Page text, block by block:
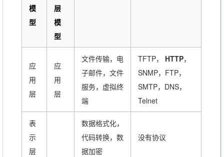
模
型
层
模
型
应
用
层
应
用
层
文件传输，电
子邮件，文件
服务，虚拟终
端
TFTP， HTTP，
SNMP，FTP，
SMTP，DNS，
Telnet
表
示
层
数据格式化，
代码转换，数
据加密
没有协议